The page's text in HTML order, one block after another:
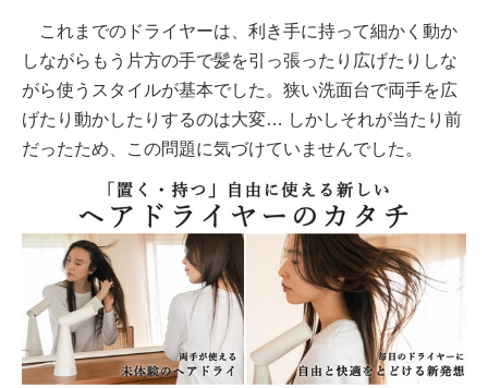
これまでのドライヤーは、利き手に持って細かく動か
しながらもう片方の手で髪を引っ張ったり広げたりしな
がら使うスタイルが基本でした。狭い洗面台で両手を広
げたり動かしたりするのは大変… しかしそれが当たり前
だったため、この問題に気づけていませんでした。